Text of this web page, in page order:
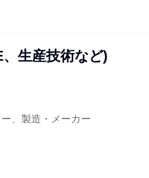
生産技術など)
、製造・メーカー